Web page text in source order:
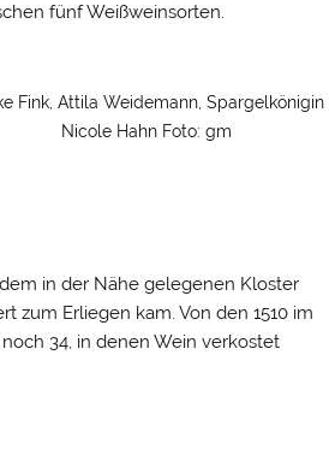
fünf Weißweinsorten.
Fink, Attila Weidemann, Spargelkönigin
Nicole Hahn Foto: gm
in der Nähe gelegenen Kloster
zum Erliegen kam. Von den 1510 im
34, in denen Wein verkostet